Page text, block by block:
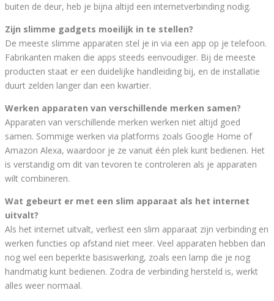
buiten de deur, heb je bijna altijd een internetverbinding nodig.
Zijn slimme gadgets moeilijk in te stellen?
De meeste slimme apparaten stel je in via een app op je telefoon.
Fabrikanten maken die apps steeds eenvoudiger. Bij de meeste
producten staat er een duidelijke handleiding bij, en de installatie
duurt zelden langer dan een kwartier.
Werken apparaten van verschillende merken samen?
Apparaten van verschillende merken werken niet altijd goed
samen. Sommige werken via platforms zoals Google Home of
Amazon Alexa, waardoor je ze vanuit één plek kunt bedienen. Het
is verstandig om dit van tevoren te controleren als je apparaten
wilt combineren.
Wat gebeurt er met een slim apparaat als het internet
uitvalt?
Als het internet uitvalt, verliest een slim apparaat zijn verbinding en
werken functies op afstand niet meer. Veel apparaten hebben dan
nog wel een beperkte basiswerking, zoals een lamp die je nog
handmatig kunt bedienen. Zodra de verbinding hersteld is, werkt
alles weer normaal.